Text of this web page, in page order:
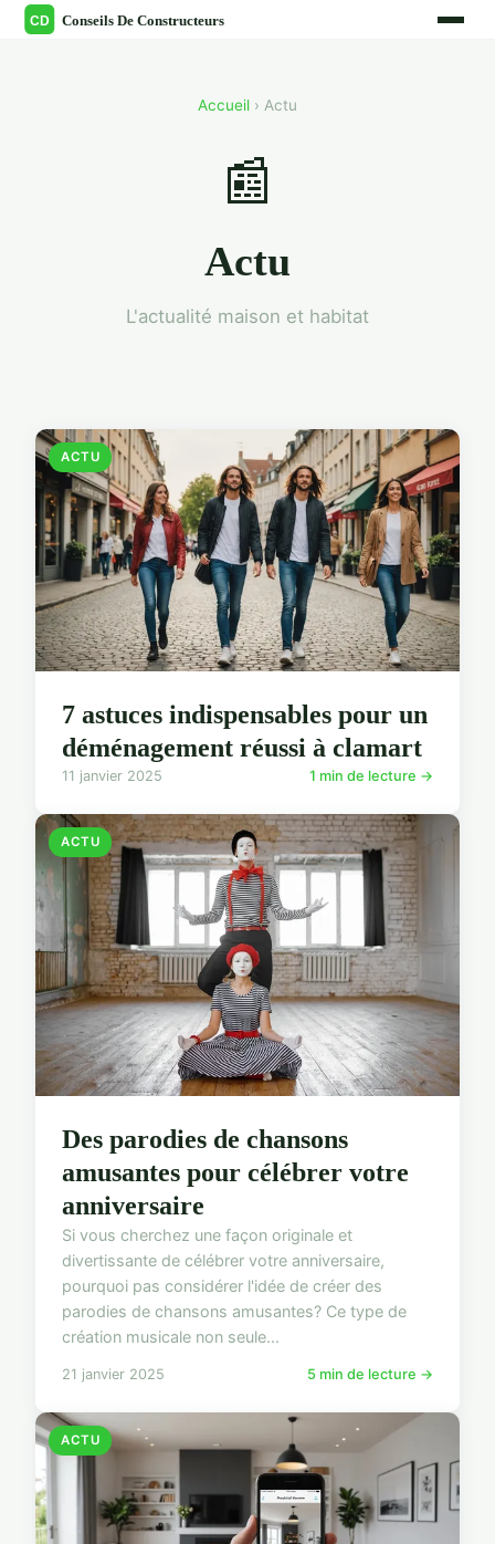
Accueil › Actu
📰
Actu
L'actualité maison et habitat
ACTU
7 astuces indispensables pour un
déménagement réussi à clamart
11 janvier 2025 1 min de lecture →
ACTU
Des parodies de chansons
amusantes pour célébrer votre
anniversaire
Si vous cherchez une façon originale et
divertissante de célébrer votre anniversaire,
pourquoi pas considérer l'idée de créer des
parodies de chansons amusantes? Ce type de
création musicale non seule...
21 janvier 2025 5 min de lecture →
ACTU